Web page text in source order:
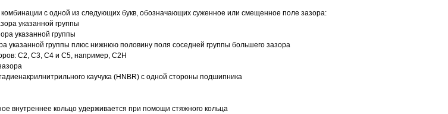
с одной из следующих букв, обозначающих суженное или смещенное поле зазора:
указанной группы
указанной группы
указанной группы плюс нижнюю половину поля соседней группы большего зазора
С2, C3, С4 и С5, например, С2Н
каучука (HNBR) с одной стороны подшипника
внутреннее кольцо удерживается при помощи стяжного кольца